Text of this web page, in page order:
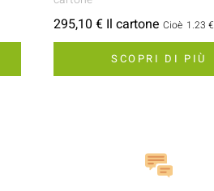
295,10 € Il cartone Cioè 1.23 €
SCOPRI DI PIÙ